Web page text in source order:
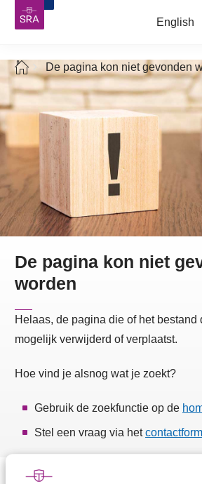
English
De pagina kon niet gevonden
De pagina kon niet
worden
Helaas, de pagina die of het bestand
mogelijk verwijderd of verplaatst.
Hoe vind je alsnog wat je zoekt?
Gebruik de zoekfunctie op de
Stel een vraag via het